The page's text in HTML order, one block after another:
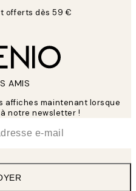
offerts dès 59 €
AMIS
affiches maintenant lorsque
notre newsletter !